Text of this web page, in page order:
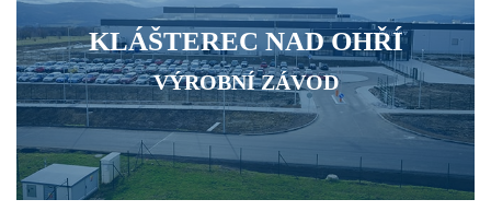
KLÁŠTEREC NAD OHŘÍ
VÝROBNÍ ZÁVOD